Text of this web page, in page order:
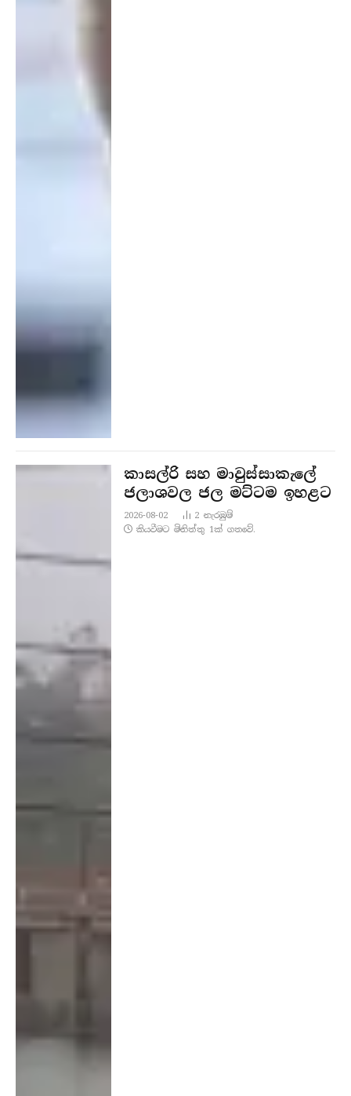
කාසල්රි සහ මාවුස්සාකැලේ
ජලාශවල ජල මට්ටම ඉහළට
2026-08-02 2නැරඹු​ම්
කියවීමට මිනිත්තු 1ක් ගතවේ.